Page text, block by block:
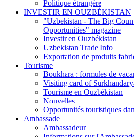
Politique étrangère
INVESTIR EN OUZBÉKISTAN
"Uzbekistan - The Big
Opportunities" magazine
Investir en Ouzbékistan
Uzbekistan Trade Info
Exportation de produits
Tourisme
Boukhara : formules de
Visiting card of
Tourisme en Ouzbékistan
Nouvelles
Opportunités touristiques
Ambassade
Ambassadeur